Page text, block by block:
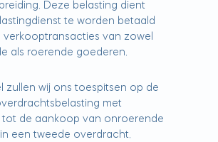
Deze belasting dient
te worden betaald
verkooptransacties van zowel
als roerende goederen.
zullen wij ons toespitsen op de
met
tot de aankoop van onroerende
een tweede overdracht.